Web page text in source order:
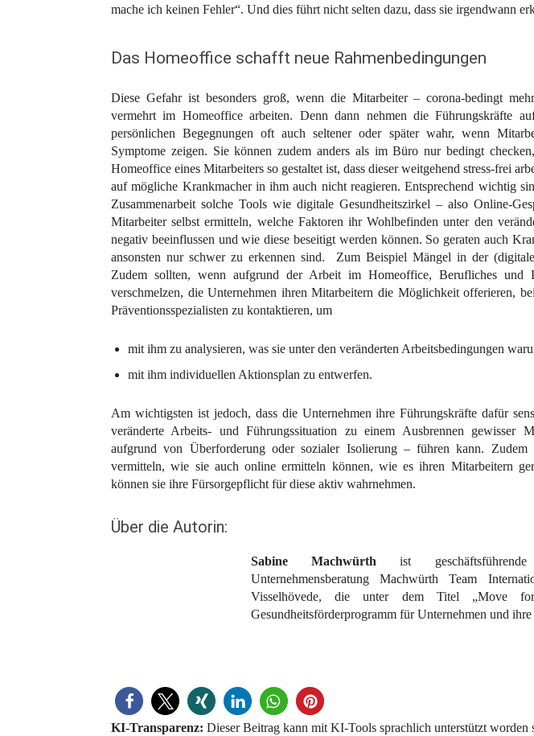
mache ich keinen Fehler“. Und dies führt nicht selten dazu, dass sie irgendwann
Das Homeoffice schafft neue Rahmenbedingungen
Diese Gefahr ist besonders groß, wenn die Mitarbeiter – corona-bedingt
vermehrt im Homeoffice arbeiten. Denn dann nehmen die Führungskräfte
persönlichen Begegnungen oft auch seltener oder später wahr, wenn
Symptome zeigen. Sie können zudem anders als im Büro nur bedingt
Homeoffice eines Mitarbeiters so gestaltet ist, dass dieser weitgehend stress-frei
auf mögliche Krankmacher in ihm auch nicht reagieren. Entsprechend wichtig
Zusammenarbeit solche Tools wie digitale Gesundheitszirkel – also Online-
Mitarbeiter selbst ermitteln, welche Faktoren ihr Wohlbefinden unter den
negativ beeinflussen und wie diese beseitigt werden können. So geraten auch
ansonsten nur schwer zu erkennen sind. Zum Beispiel Mängel in der
Zudem sollten, wenn aufgrund der Arbeit im Homeoffice, Berufliches und
verschmelzen, die Unternehmen ihren Mitarbeitern die Möglichkeit offerieren,
Präventionsspezialisten zu kontaktieren, um
mit ihm zu analysieren, was sie unter den veränderten Arbeitsbedingungen
mit ihm individuellen Aktionsplan zu entwerfen.
Am wichtigsten ist jedoch, dass die Unternehmen ihre Führungskräfte dafür
veränderte Arbeits- und Führungssituation zu einem Ausbrennen gewisser
aufgrund von Überforderung oder sozialer Isolierung – führen kann. Zudem
vermitteln, wie sie auch online ermitteln können, wie es ihren Mitarbeitern
können sie ihre Fürsorgepflicht für diese aktiv wahrnehmen.
Über die Autorin:
Sabine Machwürth ist
Unternehmensberatung Machwürth Team
Visselhövede, die unter dem Titel „Move
Gesundheitsförderprogramm für Unternehmen und
KI-Transparenz: Dieser Beitrag kann mit KI-Tools sprachlich unterstützt worden